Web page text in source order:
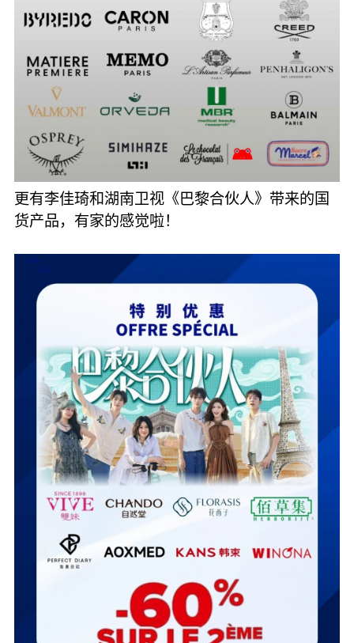
更有李佳琦和湖南卫视《巴黎合伙人》带来的国
货产品，有家的感觉啦！